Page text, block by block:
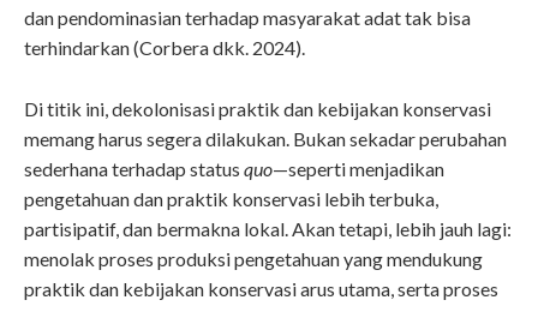
dan pendominasian terhadap masyarakat adat tak bisa
terhindarkan (Corbera dkk. 2024).
Di titik ini, dekolonisasi praktik dan kebijakan konservasi
memang harus segera dilakukan. Bukan sekadar perubahan
sederhana terhadap status quo—seperti menjadikan
pengetahuan dan praktik konservasi lebih terbuka,
partisipatif, dan bermakna lokal. Akan tetapi, lebih jauh lagi:
menolak proses produksi pengetahuan yang mendukung
praktik dan kebijakan konservasi arus utama, serta proses